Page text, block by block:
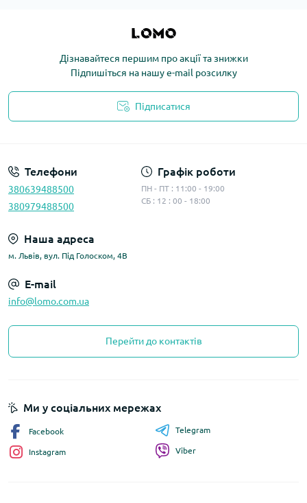
Дізнавайтеся першим про акції та знижки
Підпишіться на нашу e-mail розсилку
Підписатися
Телефони
380639488500
380979488500
Графік роботи
ПН - ПТ : 11:00 - 19:00
СБ : 12 : 00 - 18:00
Наша адреса
м. Львів, вул. Під Голоском, 4В
E-mail
info@lomo.com.ua
Перейти до контактів
Ми у соціальних мережах
Facebook
Instagram
Telegram
Viber